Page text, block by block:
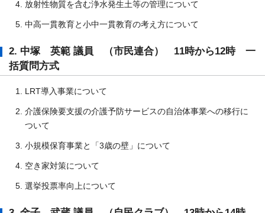
放射性物質を含む浄水発生土等の管理について
中高一貫教育と小中一貫教育の考え方について
2. 中塚 英範 議員 （市民連合） 11時から12時 一
括質問方式
LRT導入事業について
介護保険要支援の介護予防サービスの自治体事業への移行に
ついて
小規模保育事業と「3歳の壁」について
空き家対策について
選挙投票率向上について